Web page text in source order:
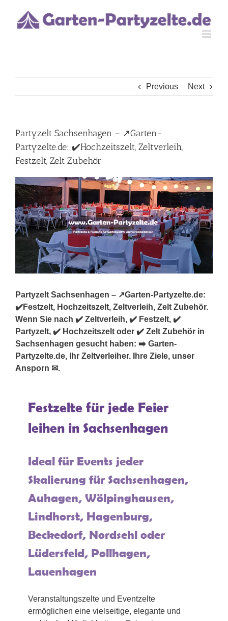
content
Previous Next
Partyzelt Sachsenhagen – ↗️Garten-
Partyzelte.de: ✔️Hochzeitszelt, Zeltverleih,
Festzelt, Zelt Zubehör
Partyzelt Sachsenhagen – ↗️Garten-Partyzelte.de:
✔️Festzelt, Hochzeitszelt, Zeltverleih, Zelt Zubehör.
Wenn Sie nach ✔️ Zeltverleih, ✔️ Festzelt, ✔️
Partyzelt, ✔️ Hochzeitszelt oder ✔️ Zelt Zubehör in
Sachsenhagen gesucht haben: ➡️ Garten-
Partyzelte.de, Ihr Zeltverleiher. Ihre Ziele, unser
Ansporn ✉.
Festzelte für jede Feier
leihen in Sachsenhagen
Ideal für Events jeder
Skalierung für Sachsenhagen,
Auhagen, Wölpinghausen,
Lindhorst, Hagenburg,
Beckedorf, Nordsehl oder
Lüdersfeld, Pollhagen,
Lauenhagen
Veranstaltungszelte und Eventzelte
ermöglichen eine vielseitige, elegante und